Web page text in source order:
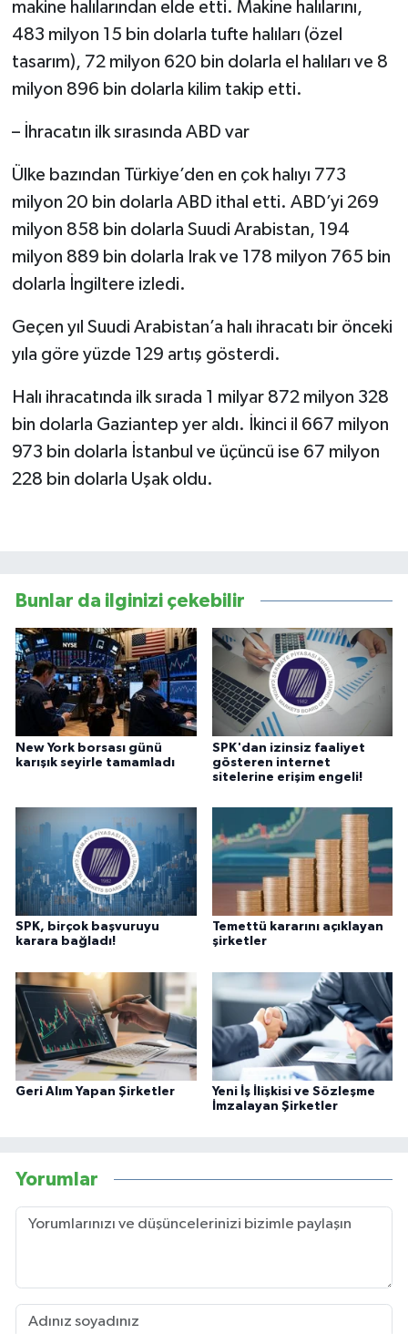
makine halılarından elde etti. Makine halılarını,
483 milyon 15 bin dolarla tufte halıları (özel
tasarım), 72 milyon 620 bin dolarla el halıları ve 8
milyon 896 bin dolarla kilim takip etti.
– İhracatın ilk sırasında ABD var
Ülke bazından Türkiye’den en çok halıyı 773
milyon 20 bin dolarla ABD ithal etti. ABD’yi 269
milyon 858 bin dolarla Suudi Arabistan, 194
milyon 889 bin dolarla Irak ve 178 milyon 765 bin
dolarla İngiltere izledi.
Geçen yıl Suudi Arabistan’a halı ihracatı bir önceki
yıla göre yüzde 129 artış gösterdi.
Halı ihracatında ilk sırada 1 milyar 872 milyon 328
bin dolarla Gaziantep yer aldı. İkinci il 667 milyon
973 bin dolarla İstanbul ve üçüncü ise 67 milyon
228 bin dolarla Uşak oldu.
Bunlar da ilginizi çekebilir
New York borsası günü
karışık seyirle tamamladı
SPK'dan izinsiz faaliyet
gösteren internet
sitelerine erişim engeli!
SPK, birçok başvuruyu
karara bağladı!
Temettü kararını açıklayan
şirketler
Geri Alım Yapan Şirketler
Yeni İş İlişkisi ve Sözleşme
İmzalayan Şirketler
Yorumlar